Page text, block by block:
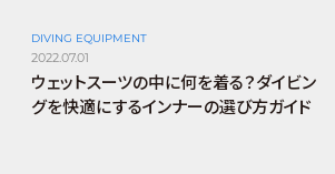
DIVING EQUIPMENT
2022.07.01
ウェットスーツの中に何を着る？ダイビン
グを快適にするインナーの選び方ガイド